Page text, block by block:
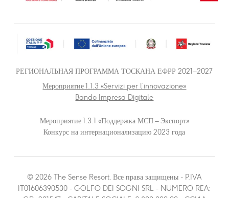
РЕГИОНАЛЬНАЯ ПРОГРАММА ТОСКАНА ЕФРР 2021–2027
Мероприятие 1.1.3 «Servizi per l’innovazione»
Bando Impresa Digitale
Мероприятие 1.3.1 «Поддержка МСП – Экспорт»
Конкурс на интернационализацию 2023 года
© 2026 The Sense Resort. Все права защищены - P.IVA
IT01606390530 - GOLFO DEI SOGNI SRL - NUMERO REA: